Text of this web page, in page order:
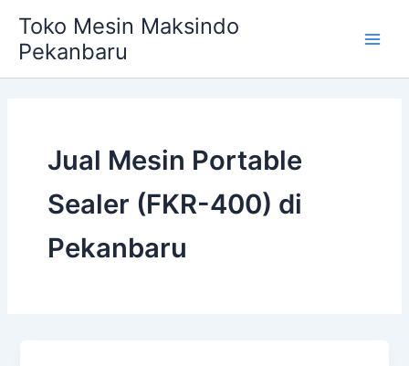
content
Toko Mesin Maksindo
Pekanbaru
Jual Mesin Portable
Sealer (FKR-400) di
Pekanbaru